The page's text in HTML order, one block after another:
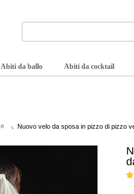
Abiti da ballo Abiti da cocktail
Nuovo velo da sposa in pizzo di pizzo